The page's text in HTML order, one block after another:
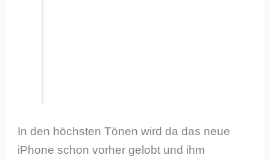
In den höchsten Tönen wird da das neue
iPhone schon vorher gelobt und ihm